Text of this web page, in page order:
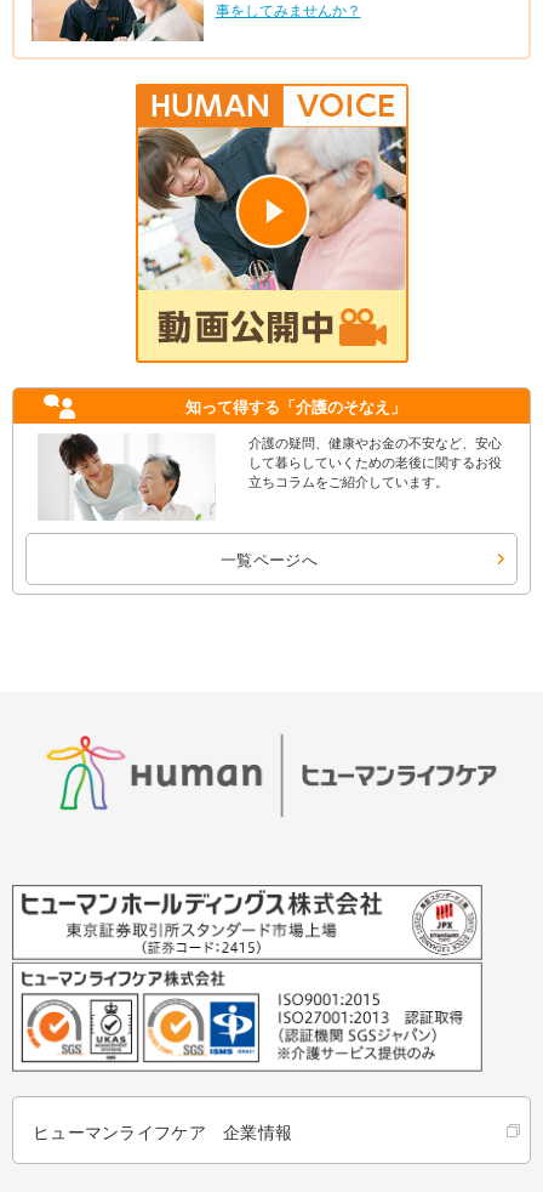
事をしてみませんか？
知って得する 「介護のそなえ」
介護の疑問、健康やお金の不安など、安心
して暮らしていくための老後に関するお役
立ちコラムをご紹介しています。
一覧ページへ
ヒューマンライフケア 企業情報